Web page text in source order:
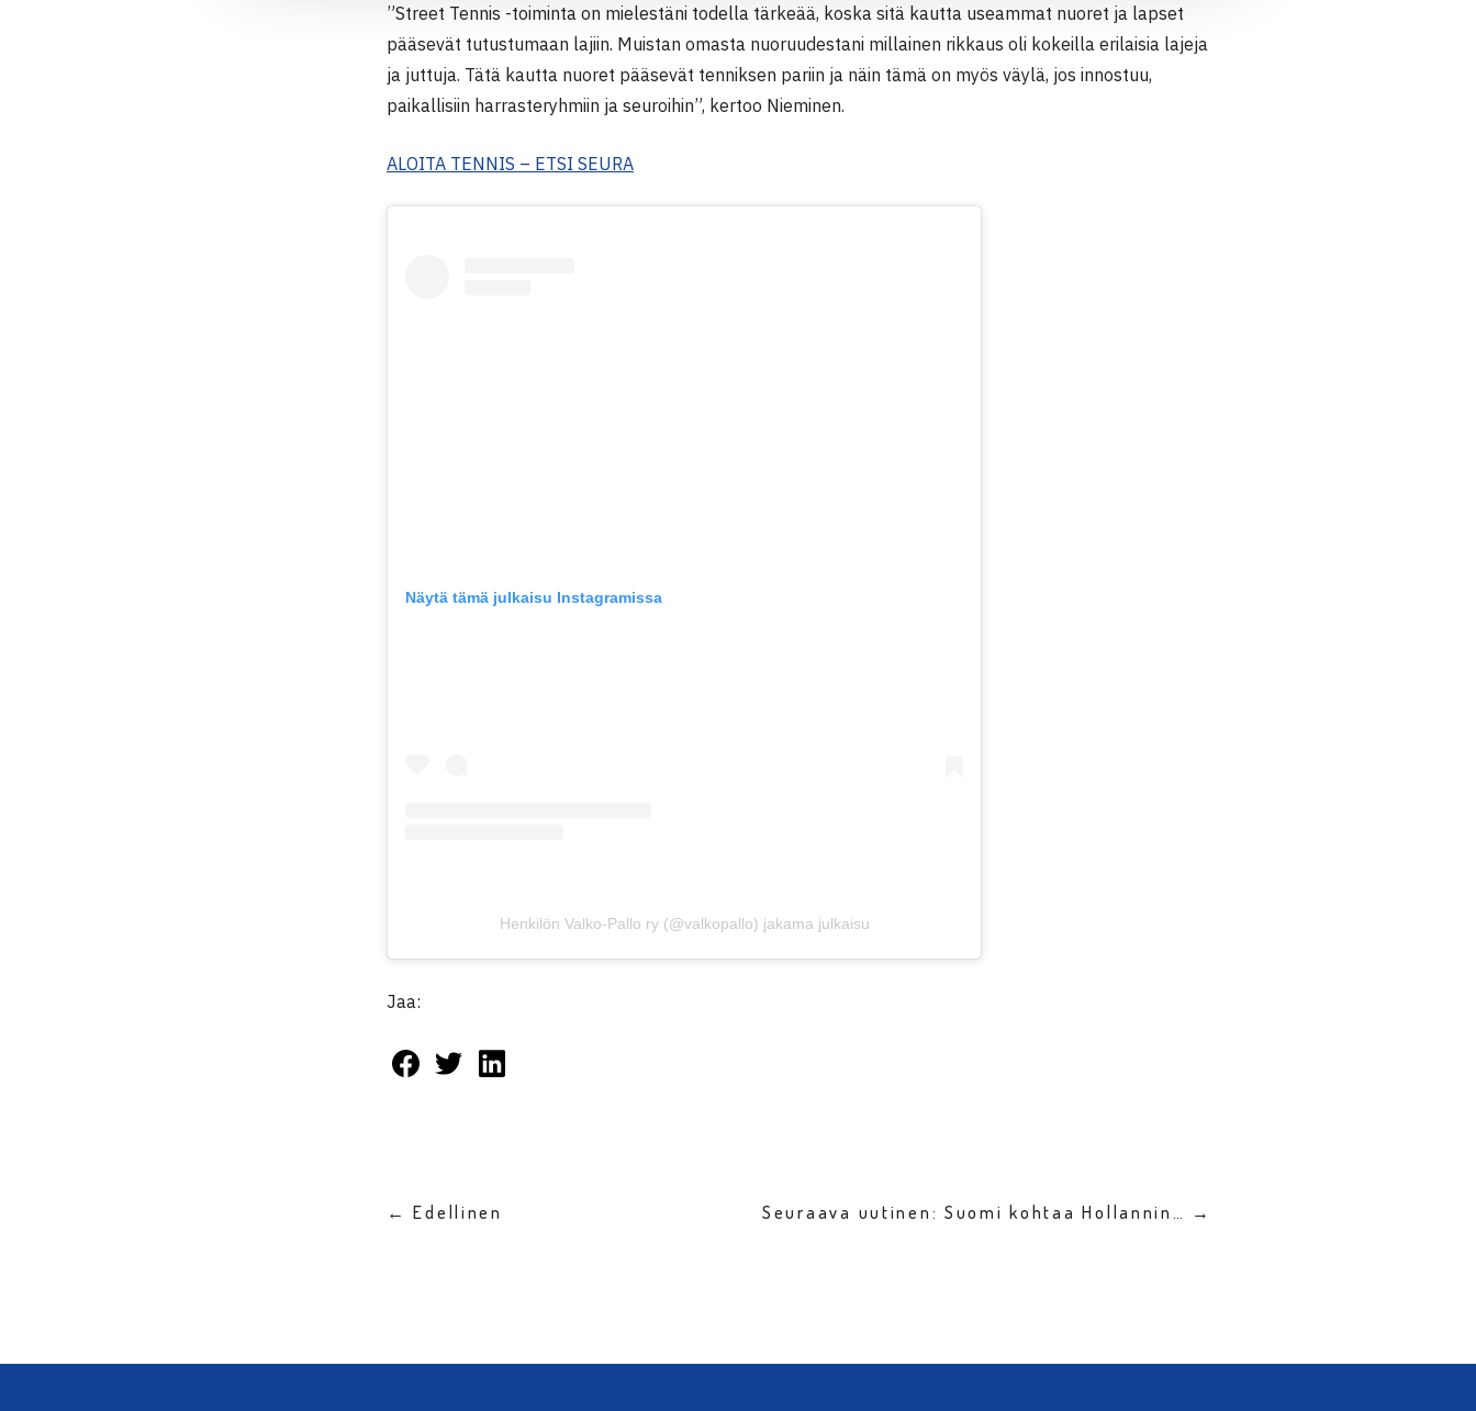
”Street Tennis -toiminta on mielestäni todella tärkeää, koska sitä kautta useammat nuoret ja lapset
pääsevät tutustumaan lajiin. Muistan omasta nuoruudestani millainen rikkaus oli kokeilla erilaisia lajeja
ja juttuja. Tätä kautta nuoret pääsevät tenniksen pariin ja näin tämä on myös väylä, jos innostuu,
paikallisiin harrasteryhmiin ja seuroihin”, kertoo Nieminen.
ALOITA TENNIS – ETSI SEURA
Näytä tämä julkaisu Instagramissa
Henkilön Valko-Pallo ry (@valkopallo) jakama julkaisu
Jaa:
← Edellinen Seuraava uutinen: Suomi kohtaa Hollannin… →